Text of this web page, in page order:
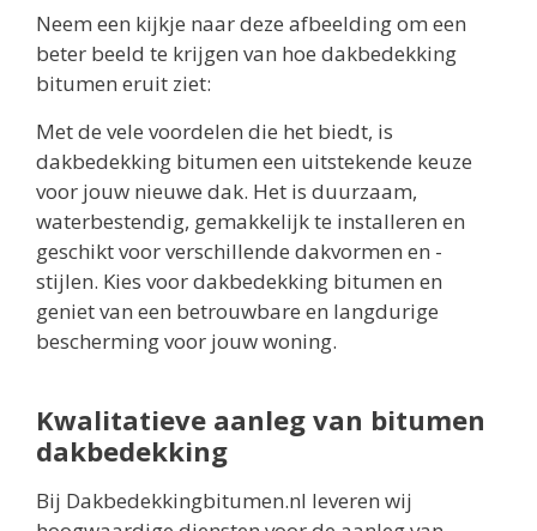
Neem een kijkje naar deze afbeelding om een
beter beeld te krijgen van hoe dakbedekking
bitumen eruit ziet:
Met de vele voordelen die het biedt, is
dakbedekking bitumen een uitstekende keuze
voor jouw nieuwe dak. Het is duurzaam,
waterbestendig, gemakkelijk te installeren en
geschikt voor verschillende dakvormen en -
stijlen. Kies voor dakbedekking bitumen en
geniet van een betrouwbare en langdurige
bescherming voor jouw woning.
Kwalitatieve aanleg van bitumen
dakbedekking
Bij Dakbedekkingbitumen.nl leveren wij